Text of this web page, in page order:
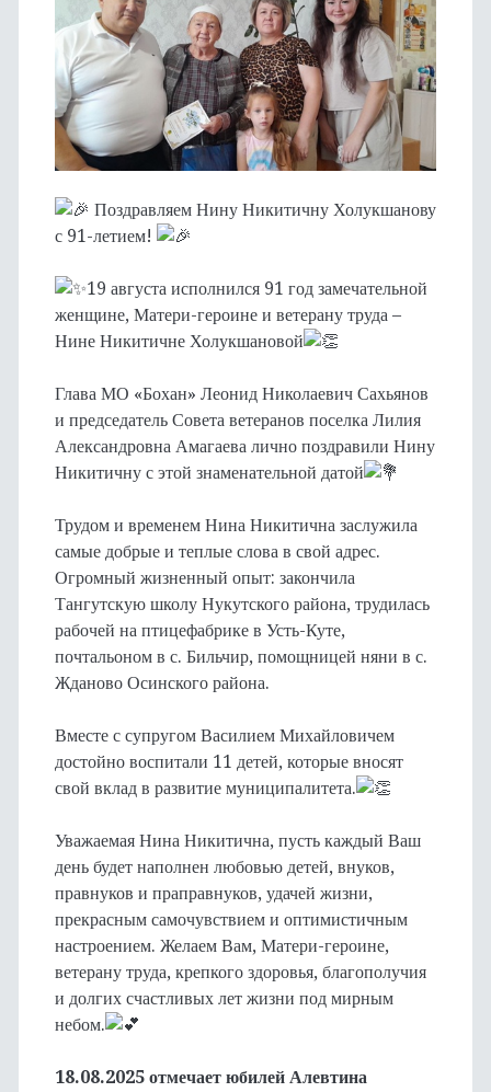
Поздравляем Нину Никитичну Холукшанову
с 91-летием!
19 августа исполнился 91 год замечательной
женщине, Матери-героине и ветерану труда –
Нине Никитичне Холукшановой
Глава МО «Бохан» Леонид Николаевич Сахьянов
и председатель Совета ветеранов поселка Лилия
Александровна Амагаева лично поздравили Нину
Никитичну с этой знаменательной датой
Трудом и временем Нина Никитична заслужила
самые добрые и теплые слова в свой адрес.
Огромный жизненный опыт: закончила
Тангутскую школу Нукутского района, трудилась
рабочей на птицефабрике в Усть-Куте,
почтальоном в с. Бильчир, помощницей няни в с.
Жданово Осинского района.
Вместе с супругом Василием Михайловичем
достойно воспитали 11 детей, которые вносят
свой вклад в развитие муниципалитета.
Уважаемая Нина Никитична, пусть каждый Ваш
день будет наполнен любовью детей, внуков,
правнуков и праправнуков, удачей жизни,
прекрасным самочувствием и оптимистичным
настроением. Желаем Вам, Матери-героине,
ветерану труда, крепкого здоровья, благополучия
и долгих счастливых лет жизни под мирным
небом.
18.08.2025 отмечает юбилей Алевтина